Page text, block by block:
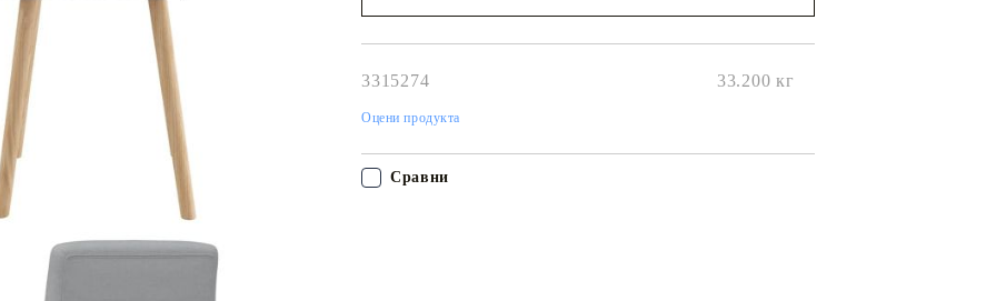
3315274 33.200 кг
Оцени продукта
Сравни